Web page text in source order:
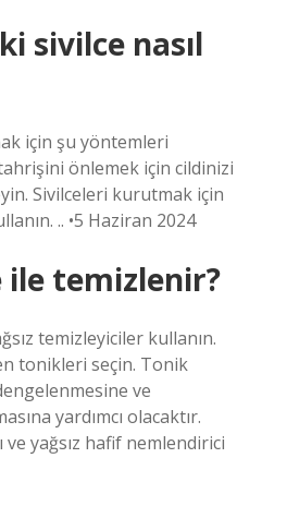
sivilce nasıl
için şu yöntemleri
önlemek için cildinizi
Sivilceleri kurutmak için
.. •5 Haziran 2024
ile temizlenir?
temizleyiciler kullanın.
tonikleri seçin. Tonik
ve
yardımcı olacaktır.
ve yağsız hafif nemlendirici